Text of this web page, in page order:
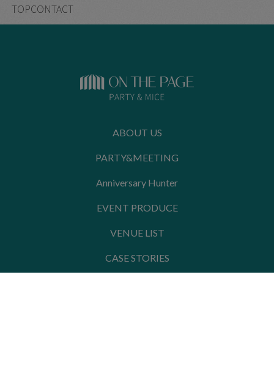
TOPCONTACT
ABOUT US
PARTY&MEETING
Anniversary Hunter
EVENT PRODUCE
VENUE LIST
CASE STORIES